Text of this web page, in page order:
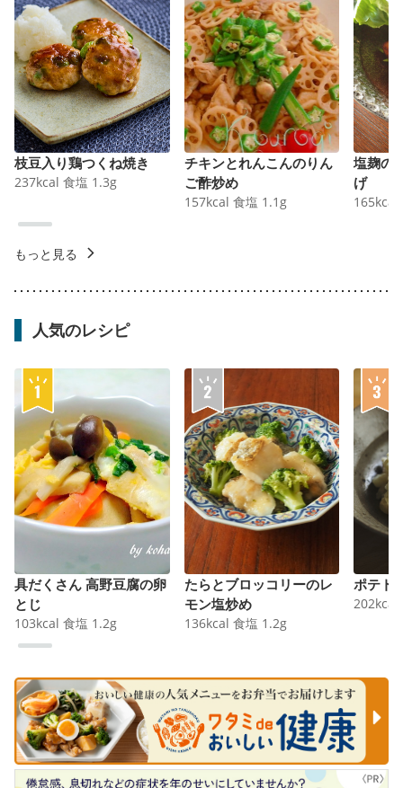
枝豆入り鶏つくね焼き
237kcal 食塩 1.3g
チキンとれんこんのりん
ご酢炒め
157kcal 食塩 1.1 g
塩麹の
げ
165kcal
もっと見る
人気のレシピ
具だくさん 高野豆腐の卵
とじ
103kcal 食塩 1.2g
たらとブロッコリーのレ
モン塩炒め
136kcal 食塩 1.2g
ポテト
202kcal